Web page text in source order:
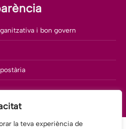
la teva experiència de
i bon govern